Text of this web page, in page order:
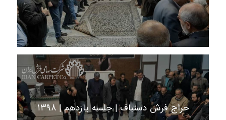
حراج فرش دستباف | جلسه یازدهم | 1398